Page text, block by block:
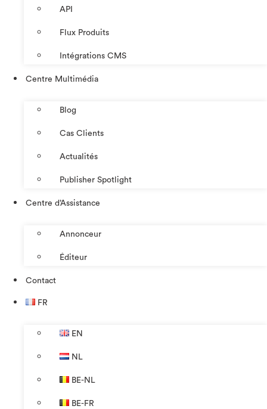
API
Flux Produits
Intégrations CMS
Centre Multimédia
Blog
Cas Clients
Actualités
Publisher Spotlight
Centre d’Assistance
Annonceur
Éditeur
Contact
FR
EN
NL
BE-NL
BE-FR